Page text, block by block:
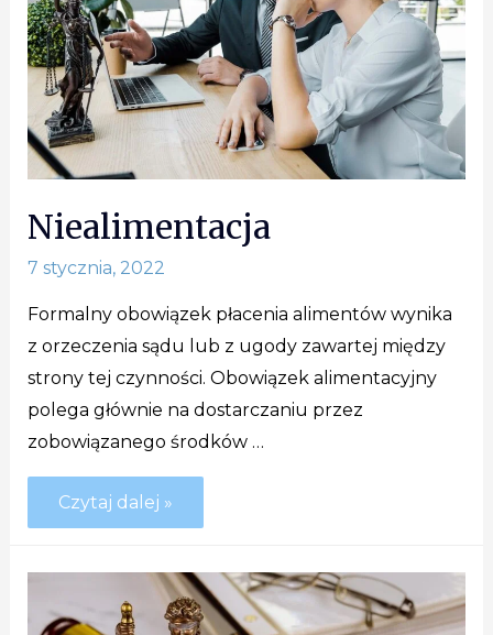
Niealimentacja
7 stycznia, 2022
Formalny obowiązek płacenia alimentów wynika
z orzeczenia sądu lub z ugody zawartej między
strony tej czynności. Obowiązek alimentacyjny
polega głównie na dostarczaniu przez
zobowiązanego środków …
Czytaj dalej »